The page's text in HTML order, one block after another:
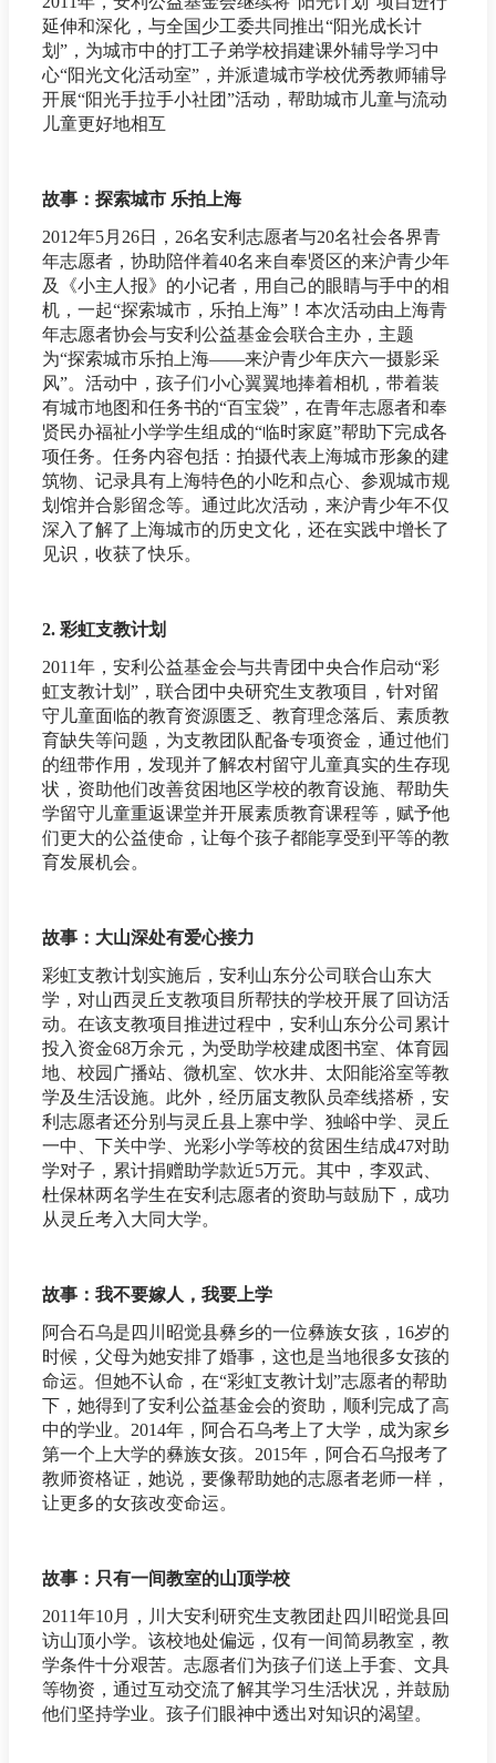
延伸和深化，与全国少工委共同推出“阳光成长计
划”，为城市中的打工子弟学校捐建课外辅导学习中
心“阳光文化活动室”，并派遣城市学校优秀教师辅导
开展“阳光手拉手小社团”活动，帮助城市儿童与流动
儿童更好地相互
故事：探索城市 乐拍上海
2012年5月26日，26名安利志愿者与20名社会各界青
年志愿者，协助陪伴着40名来自奉贤区的来沪青少年
及《小主人报》的小记者，用自己的眼睛与手中的相
机，一起“探索城市，乐拍上海”！本次活动由上海青
年志愿者协会与安利公益基金会联合主办，主题
为“探索城市乐拍上海——来沪青少年庆六一摄影采
风”。活动中，孩子们小心翼翼地捧着相机，带着装
有城市地图和任务书的“百宝袋”，在青年志愿者和奉
贤民办福祉小学学生组成的“临时家庭”帮助下完成各
项任务。任务内容包括：拍摄代表上海城市形象的建
筑物、记录具有上海特色的小吃和点心、参观城市规
划馆并合影留念等。通过此次活动，来沪青少年不仅
深入了解了上海城市的历史文化，还在实践中增长了
见识，收获了快乐。
2. 彩虹支教计划
2011年，安利公益基金会与共青团中央合作启动“彩
虹支教计划”，联合团中央研究生支教项目，针对留
守儿童面临的教育资源匮乏、教育理念落后、素质教
育缺失等问题，为支教团队配备专项资金，通过他们
的纽带作用，发现并了解农村留守儿童真实的生存现
状，资助他们改善贫困地区学校的教育设施、帮助失
学留守儿童重返课堂并开展素质教育课程等，赋予他
们更大的公益使命，让每个孩子都能享受到平等的教
育发展机会。
故事：大山深处有爱心接力
彩虹支教计划实施后，安利山东分公司联合山东大
学，对山西灵丘支教项目所帮扶的学校开展了回访活
动。在该支教项目推进过程中，安利山东分公司累计
投入资金68万余元，为受助学校建成图书室、体育园
地、校园广播站、微机室、饮水井、太阳能浴室等教
学及生活设施。此外，经历届支教队员牵线搭桥，安
利志愿者还分别与灵丘县上寨中学、独峪中学、灵丘
一中、下关中学、光彩小学等校的贫困生结成47对助
学对子，累计捐赠助学款近5万元。其中，李双武、
杜保林两名学生在安利志愿者的资助与鼓励下，成功
从灵丘考入大同大学。
故事：我不要嫁人，我要上学
阿合石乌是四川昭觉县彝乡的一位彝族女孩，16岁的
时候，父母为她安排了婚事，这也是当地很多女孩的
命运。但她不认命，在“彩虹支教计划”志愿者的帮助
下，她得到了安利公益基金会的资助，顺利完成了高
中的学业。2014年，阿合石乌考上了大学，成为家乡
第一个上大学的彝族女孩。2015年，阿合石乌报考了
教师资格证，她说，要像帮助她的志愿者老师一样，
让更多的女孩改变命运。
故事：只有一间教室的山顶学校
2011年10月，川大安利研究生支教团赴四川昭觉县回
访山顶小学。该校地处偏远，仅有一间简易教室，教
学条件十分艰苦。志愿者们为孩子们送上手套、文具
等物资，通过互动交流了解其学习生活状况，并鼓励
他们坚持学业。孩子们眼神中透出对知识的渴望。